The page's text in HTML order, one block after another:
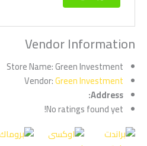
Vendor Information
Store Name:Green Investment
Vendor:Green Investment
Address:
No ratings found yet!